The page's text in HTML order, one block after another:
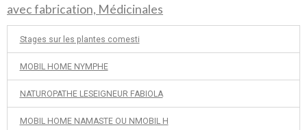
avec fabrication, Médicinales
Stages sur les plantes comesti
MOBIL HOME NYMPHE
NATUROPATHE LESEIGNEUR FABIOLA
MOBIL HOME NAMASTE OU NMOBIL H